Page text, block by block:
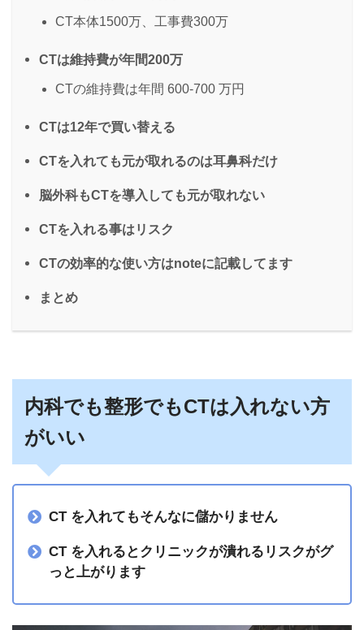
CT本体1500万、工事費300万
CTは維持費が年間200万
CTの維持費は年間 600-700 万円
CTは12年で買い替える
CTを入れても元が取れるのは耳鼻科だけ
脳外科もCTを導入しても元が取れない
CTを入れる事はリスク
CTの効率的な使い方はnoteに記載してます
まとめ
内科でも整形でもCTは入れない方
がいい
CT を入れてもそんなに儲かりません
CT を入れるとクリニックが潰れるリスクがグ
っと上がります